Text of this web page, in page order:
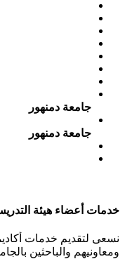
جامعة دمنهور
جامعة دمنهور
خدمات أعضاء هيئة
نسعى لتقديم خدمات
ومعاونيهم والباحثين